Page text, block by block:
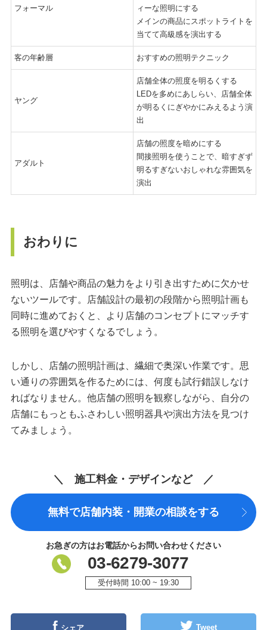
フォーマル
ィーな照明にする
メインの商品にスポットライトを
当てて高級感を演出する
客の年齢層 おすすめの照明テクニック
ヤング
店舗全体の照度を明るくする
LEDを多めにあしらい、店舗全体
が明るくにぎやかにみえるよう演
出
アダルト
店舗の照度を暗めにする
間接照明を使うことで、暗すぎず
明るすぎないおしゃれな雰囲気を
演出
おわりに
照明は、店舗や商品の魅力をより引き出すために欠かせ
ないツールです。店舗設計の最初の段階から照明計画も
同時に進めておくと、より店舗のコンセプトにマッチす
る照明を選びやすくなるでしょう。
しかし、店舗の照明計画は、繊細で奥深い作業です。思
い通りの雰囲気を作るためには、何度も試行錯誤しなけ
ればなりません。他店舗の照明を観察しながら、自分の
店舗にもっともふさわしい照明器具や演出方法を見つけ
てみましょう。
＼ 施工料金・デザインなど ／
無料で店舗内装・開業の相談をする
お急ぎの方はお電話からお問い合わせください
03-6279-3077
受付時間 10:00 ~ 19:30
シェア Tweet